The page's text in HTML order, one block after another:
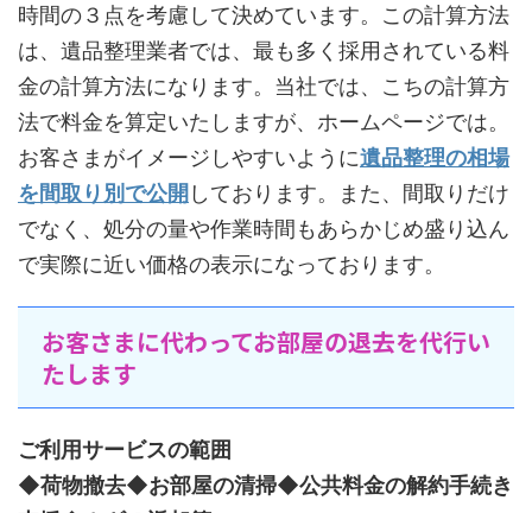
時間の３点を考慮して決めています。この計算方法
は、遺品整理業者では、最も多く採用されている料
金の計算方法になります。当社では、こちの計算方
法で料金を算定いたしますが、ホームページでは。
お客さまがイメージしやすいように遺品整理の相場
を間取り別で公開 しております。また、間取りだけ
でなく、処分の量や作業時間もあらかじめ盛り込ん
で実際に近い価格の表示になっております。
お客さまに代わってお部屋の退去を代行い
たします
ご利用サービスの範囲
◆荷物撤去◆お部屋の清掃◆公共料金の解約手続き